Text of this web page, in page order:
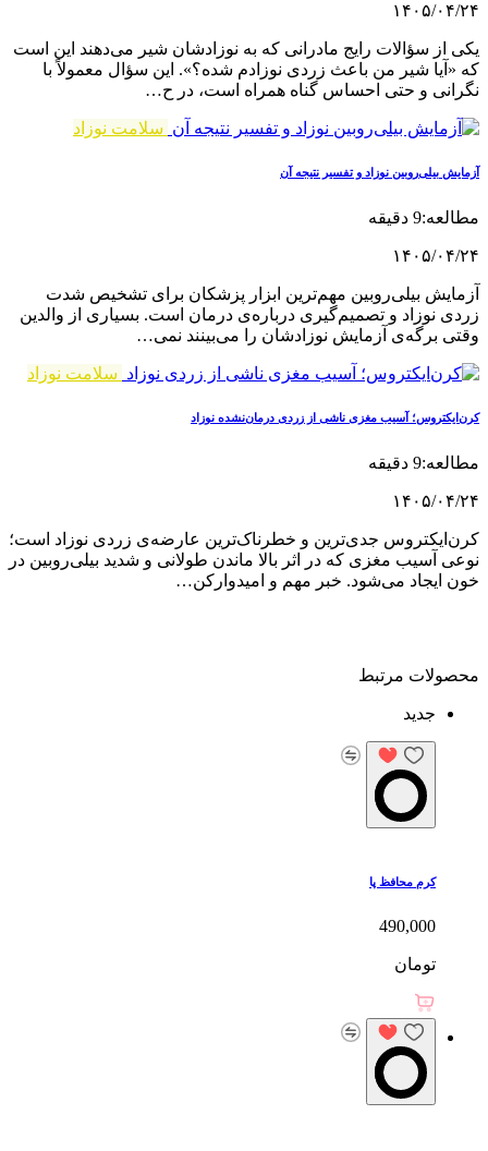
۱۴۰۵/۰۴/۲۴
یکی از سؤالات رایج مادرانی که به نوزادشان شیر می‌دهند این است
که «آیا شیر من باعث زردی نوزادم شده؟». این سؤال معمولاً با
نگرانی و حتی احساس گناه همراه است، در ح…
سلامت نوزاد
آزمایش بیلی‌روبین نوزاد و تفسیر نتیجه آن
مطالعه:9 دقیقه
۱۴۰۵/۰۴/۲۴
آزمایش بیلی‌روبین مهم‌ترین ابزار پزشکان برای تشخیص شدت
زردی نوزاد و تصمیم‌گیری درباره‌ی درمان است. بسیاری از والدین
وقتی برگه‌ی آزمایش نوزادشان را می‌بینند نمی‌…
سلامت نوزاد
کرن‌ایکتروس؛ آسیب مغزی ناشی از زردی درمان‌نشده نوزاد
مطالعه:9 دقیقه
۱۴۰۵/۰۴/۲۴
کرن‌ایکتروس جدی‌ترین و خطرناک‌ترین عارضه‌ی زردی نوزاد است؛
نوعی آسیب مغزی که در اثر بالا ماندن طولانی و شدید بیلی‌روبین در
خون ایجاد می‌شود. خبر مهم و امیدوارکن…
محصولات مرتبط
جدید
کرم محافظ پا
490,000
تومان